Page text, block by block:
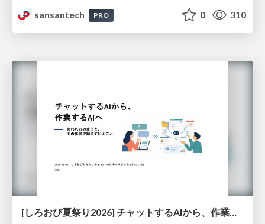
sansantech
PRO 0 310
[しろおび夏祭り2026] チャットするAIから、作業するAIへ - 使われ方の変化と、その裏側で起きていること